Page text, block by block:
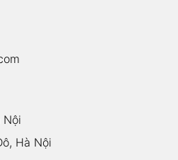
Nội
Hà Nội